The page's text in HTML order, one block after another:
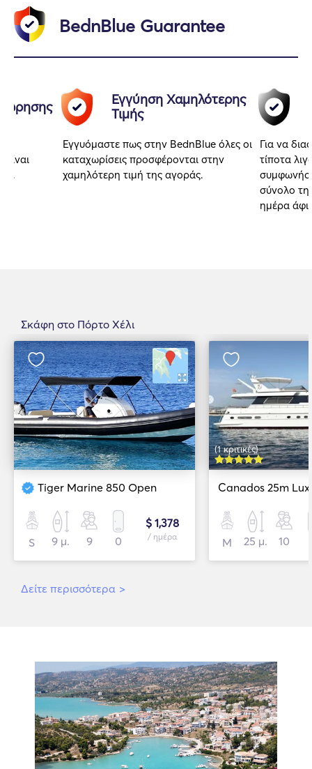
BednBlue Guarantee
Εγγύηση Χαμηλότερης
Τιμής
Εγγυόμαστε πως στην BednBlue όλες οι
καταχωρίσεις προσφέρονται στην
χαμηλότερη τιμή της αγοράς.
Για να
τίποτα
σύνολο
ημέρα
Σκάφη στο Πόρτο Χέλι
Tiger Marine 850 Open
S 9 μ. 9 0
$ 1,378
/ ημέρα
(1 κριτικές)
Canados 25m
Μ 25 μ. 10
Δείτε περισσότερα >